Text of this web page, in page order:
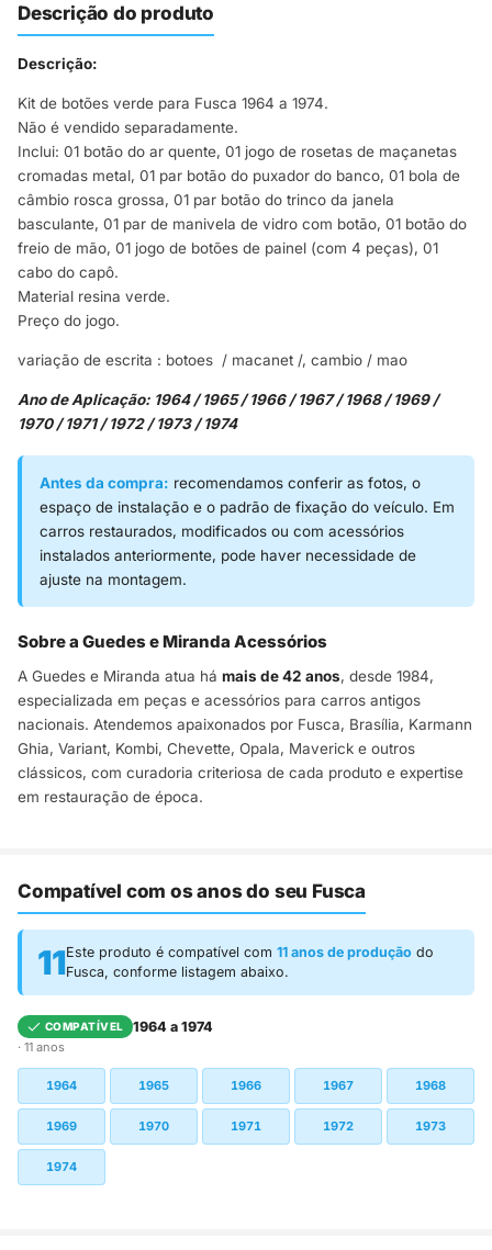
Descrição do produto
Descrição:
Kit de botões verde para Fusca 1964 a 1974.
Não é vendido separadamente.
Inclui: 01 botão do ar quente, 01 jogo de rosetas de maçanetas
cromadas metal, 01 par botão do puxador do banco, 01 bola de
câmbio rosca grossa, 01 par botão do trinco da janela
basculante, 01 par de manivela de vidro com botão, 01 botão do
freio de mão, 01 jogo de botões de painel (com 4 peças), 01
cabo do capô.
Material resina verde.
Preço do jogo.
variação de escrita : botoes / macanet /, cambio / mao
Ano de Aplicação: 1964 / 1965 / 1966 / 1967 / 1968 / 1969 /
1970 / 1971 / 1972 / 1973 / 1974
Antes da compra: recomendamos conferir as fotos, o
espaço de instalação e o padrão de fixação do veículo. Em
carros restaurados, modificados ou com acessórios
instalados anteriormente, pode haver necessidade de
ajuste na montagem.
Sobre a Guedes e Miranda Acessórios
A Guedes e Miranda atua há mais de 42 anos, desde 1984,
especializada em peças e acessórios para carros antigos
nacionais. Atendemos apaixonados por Fusca, Brasília, Karmann
Ghia, Variant, Kombi, Chevette, Opala, Maverick e outros
clássicos, com curadoria criteriosa de cada produto e expertise
em restauração de época.
Compatível com os anos do seu Fusca
11Este produto é compatível com 11 anos de produção do
Fusca, conforme listagem abaixo.
COMPATÍVEL 1964 a 1974
· 11 anos
1964 1965 1966 1967 1968
1969 1970 1971 1972 1973
1974